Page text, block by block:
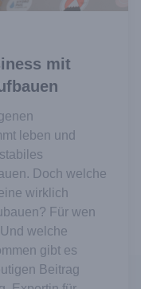
mit
leben und
Doch welche
wirklich
Für wen
welche
gibt es
Beitrag